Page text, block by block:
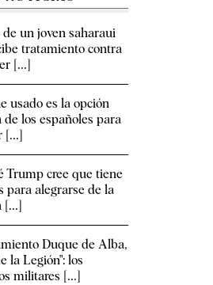
de un joven saharaui
tratamiento contra
[...]
usado es la opción
de los españoles para
[...]
Trump cree que tiene
para alegrarse de la
[...]
Duque de Alba,
la Legión": los
militares [...]